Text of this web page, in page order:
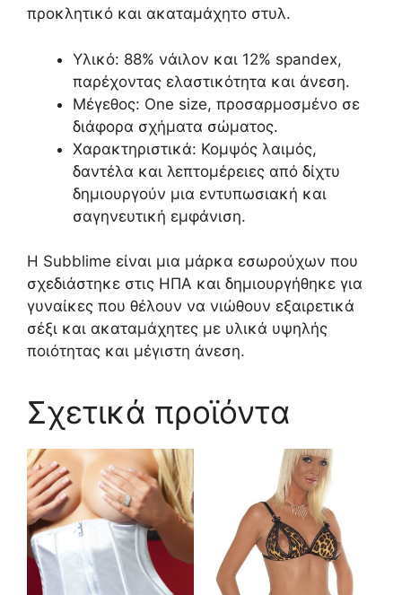
προκλητικό και ακαταμάχητο στυλ.
Υλικό: 88% νάιλον και 12% spandex,
παρέχοντας ελαστικότητα και άνεση.
Μέγεθος: One size, προσαρμοσμένο σε
διάφορα σχήματα σώματος.
Χαρακτηριστικά: Κομψός λαιμός,
δαντέλα και λεπτομέρειες από δίχτυ
δημιουργούν μια εντυπωσιακή και
σαγηνευτική εμφάνιση.
Η Subblime είναι μια μάρκα εσωρούχων που
σχεδιάστηκε στις ΗΠΑ και δημιουργήθηκε για
γυναίκες που θέλουν να νιώθουν εξαιρετικά
σέξι και ακαταμάχητες με υλικά υψηλής
ποιότητας και μέγιστη άνεση.
Σχετικά προϊόντα